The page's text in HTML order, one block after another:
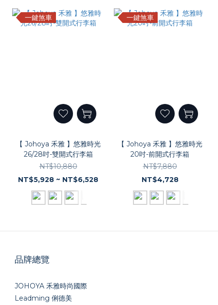
一鍵煞車
【 Johoya 禾雅 】悠雅時光
26/28吋-雙開式行李箱
NT$10,880
NT$5,928 ~ NT$6,528
一鍵煞車
【 Johoya 禾雅 】悠雅時光
20吋-前開式行李箱
NT$7,880
NT$4,728
品牌總覽
JOHOYA 禾雅時尚國際
Leadming 俐德美